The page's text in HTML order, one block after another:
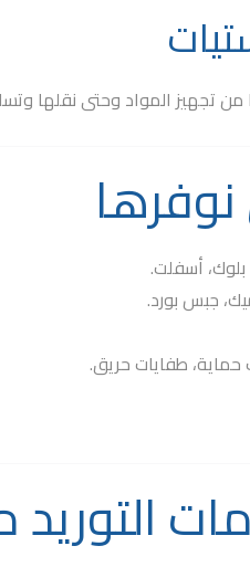
من تجهيز المواد وحتى نقلها
نوفرها
أسفلت.
جبس بورد.
حماية، طفايات حريق.
التوريد